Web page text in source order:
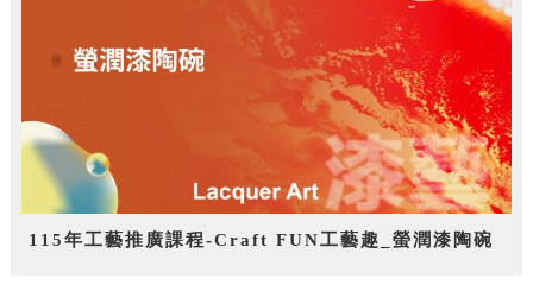
115年工藝推廣課程-Craft FUN工藝趣_螢潤漆陶碗